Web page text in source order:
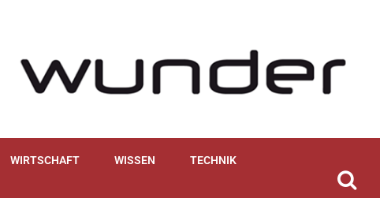
WIRTSCHAFT WISSEN TECHNIK